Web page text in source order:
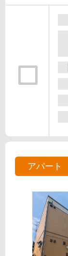
アパート